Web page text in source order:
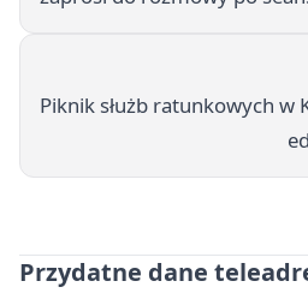
Piknik służb ratunkowych w
Przydatne dane